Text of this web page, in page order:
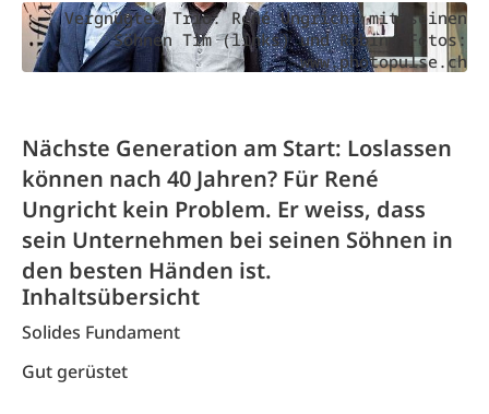
Vergnügtes Trio: René Ungricht mit seinen
Söhnen Tim (links) und Robin. Fotos:
www.photopulse.ch
Nächste Generation am Start: Loslassen
können nach 40 Jahren? Für René
Ungricht kein Problem. Er weiss, dass
sein Unternehmen bei seinen Söhnen in
den besten Händen ist.
Inhaltsübersicht
Solides Fundament
Gut gerüstet